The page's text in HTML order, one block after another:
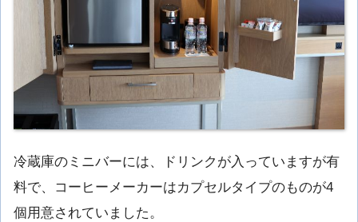
冷蔵庫のミニバーには、ドリンクが入っていますが有
料で、コーヒーメーカーはカプセルタイプのものが4
個用意されていました。